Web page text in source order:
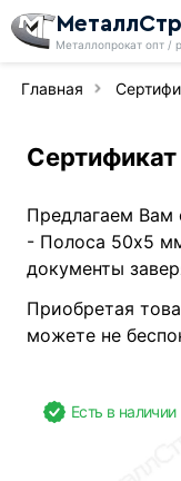
Металлопрокат опт /
Главная
Предлагаем Вам
- Полоса 50х5
документы
Приобретая
можете не
Есть в наличии